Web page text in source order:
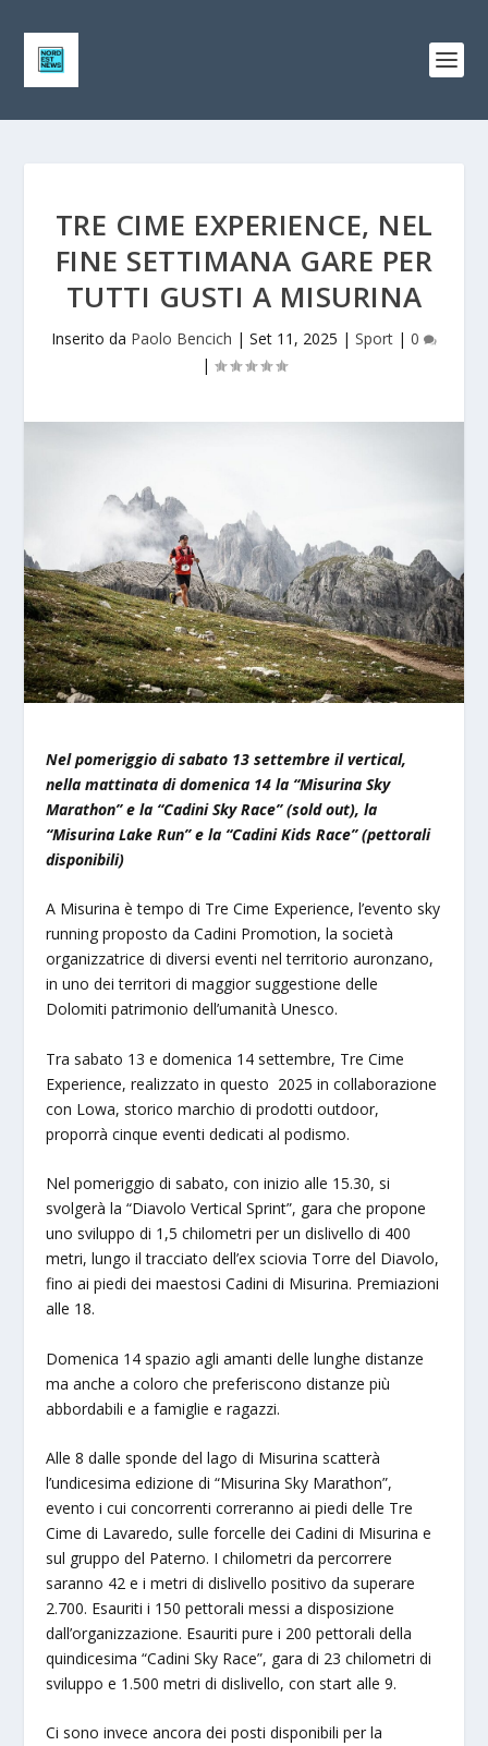
TRE CIME EXPERIENCE, NEL
FINE SETTIMANA GARE PER
TUTTI GUSTI A MISURINA
Inserito da Paolo Bencich | Set 11, 2025 | Sport | 0
|
Nel pomeriggio di sabato 13 settembre il vertical,
nella mattinata di domenica 14 la “Misurina Sky
Marathon” e la “Cadini Sky Race” (sold out), la
“Misurina Lake Run” e la “Cadini Kids Race” (pettorali
disponibili)
A Misurina è tempo di Tre Cime Experience, l’evento sky
running proposto da Cadini Promotion, la società
organizzatrice di diversi eventi nel territorio auronzano,
in uno dei territori di maggior suggestione delle
Dolomiti patrimonio dell’umanità Unesco.
Tra sabato 13 e domenica 14 settembre, Tre Cime
Experience, realizzato in questo 2025 in collaborazione
con Lowa, storico marchio di prodotti outdoor,
proporrà cinque eventi dedicati al podismo.
Nel pomeriggio di sabato, con inizio alle 15.30, si
svolgerà la “Diavolo Vertical Sprint”, gara che propone
uno sviluppo di 1,5 chilometri per un dislivello di 400
metri, lungo il tracciato dell’ex sciovia Torre del Diavolo,
fino ai piedi dei maestosi Cadini di Misurina. Premiazioni
alle 18.
Domenica 14 spazio agli amanti delle lunghe distanze
ma anche a coloro che preferiscono distanze più
abbordabili e a famiglie e ragazzi.
Alle 8 dalle sponde del lago di Misurina scatterà
l’undicesima edizione di “Misurina Sky Marathon”,
evento i cui concorrenti correranno ai piedi delle Tre
Cime di Lavaredo, sulle forcelle dei Cadini di Misurina e
sul gruppo del Paterno. I chilometri da percorrere
saranno 42 e i metri di dislivello positivo da superare
2.700. Esauriti i 150 pettorali messi a disposizione
dall’organizzazione. Esauriti pure i 200 pettorali della
quindicesima “Cadini Sky Race”, gara di 23 chilometri di
sviluppo e 1.500 metri di dislivello, con start alle 9.
Ci sono invece ancora dei posti disponibili per la